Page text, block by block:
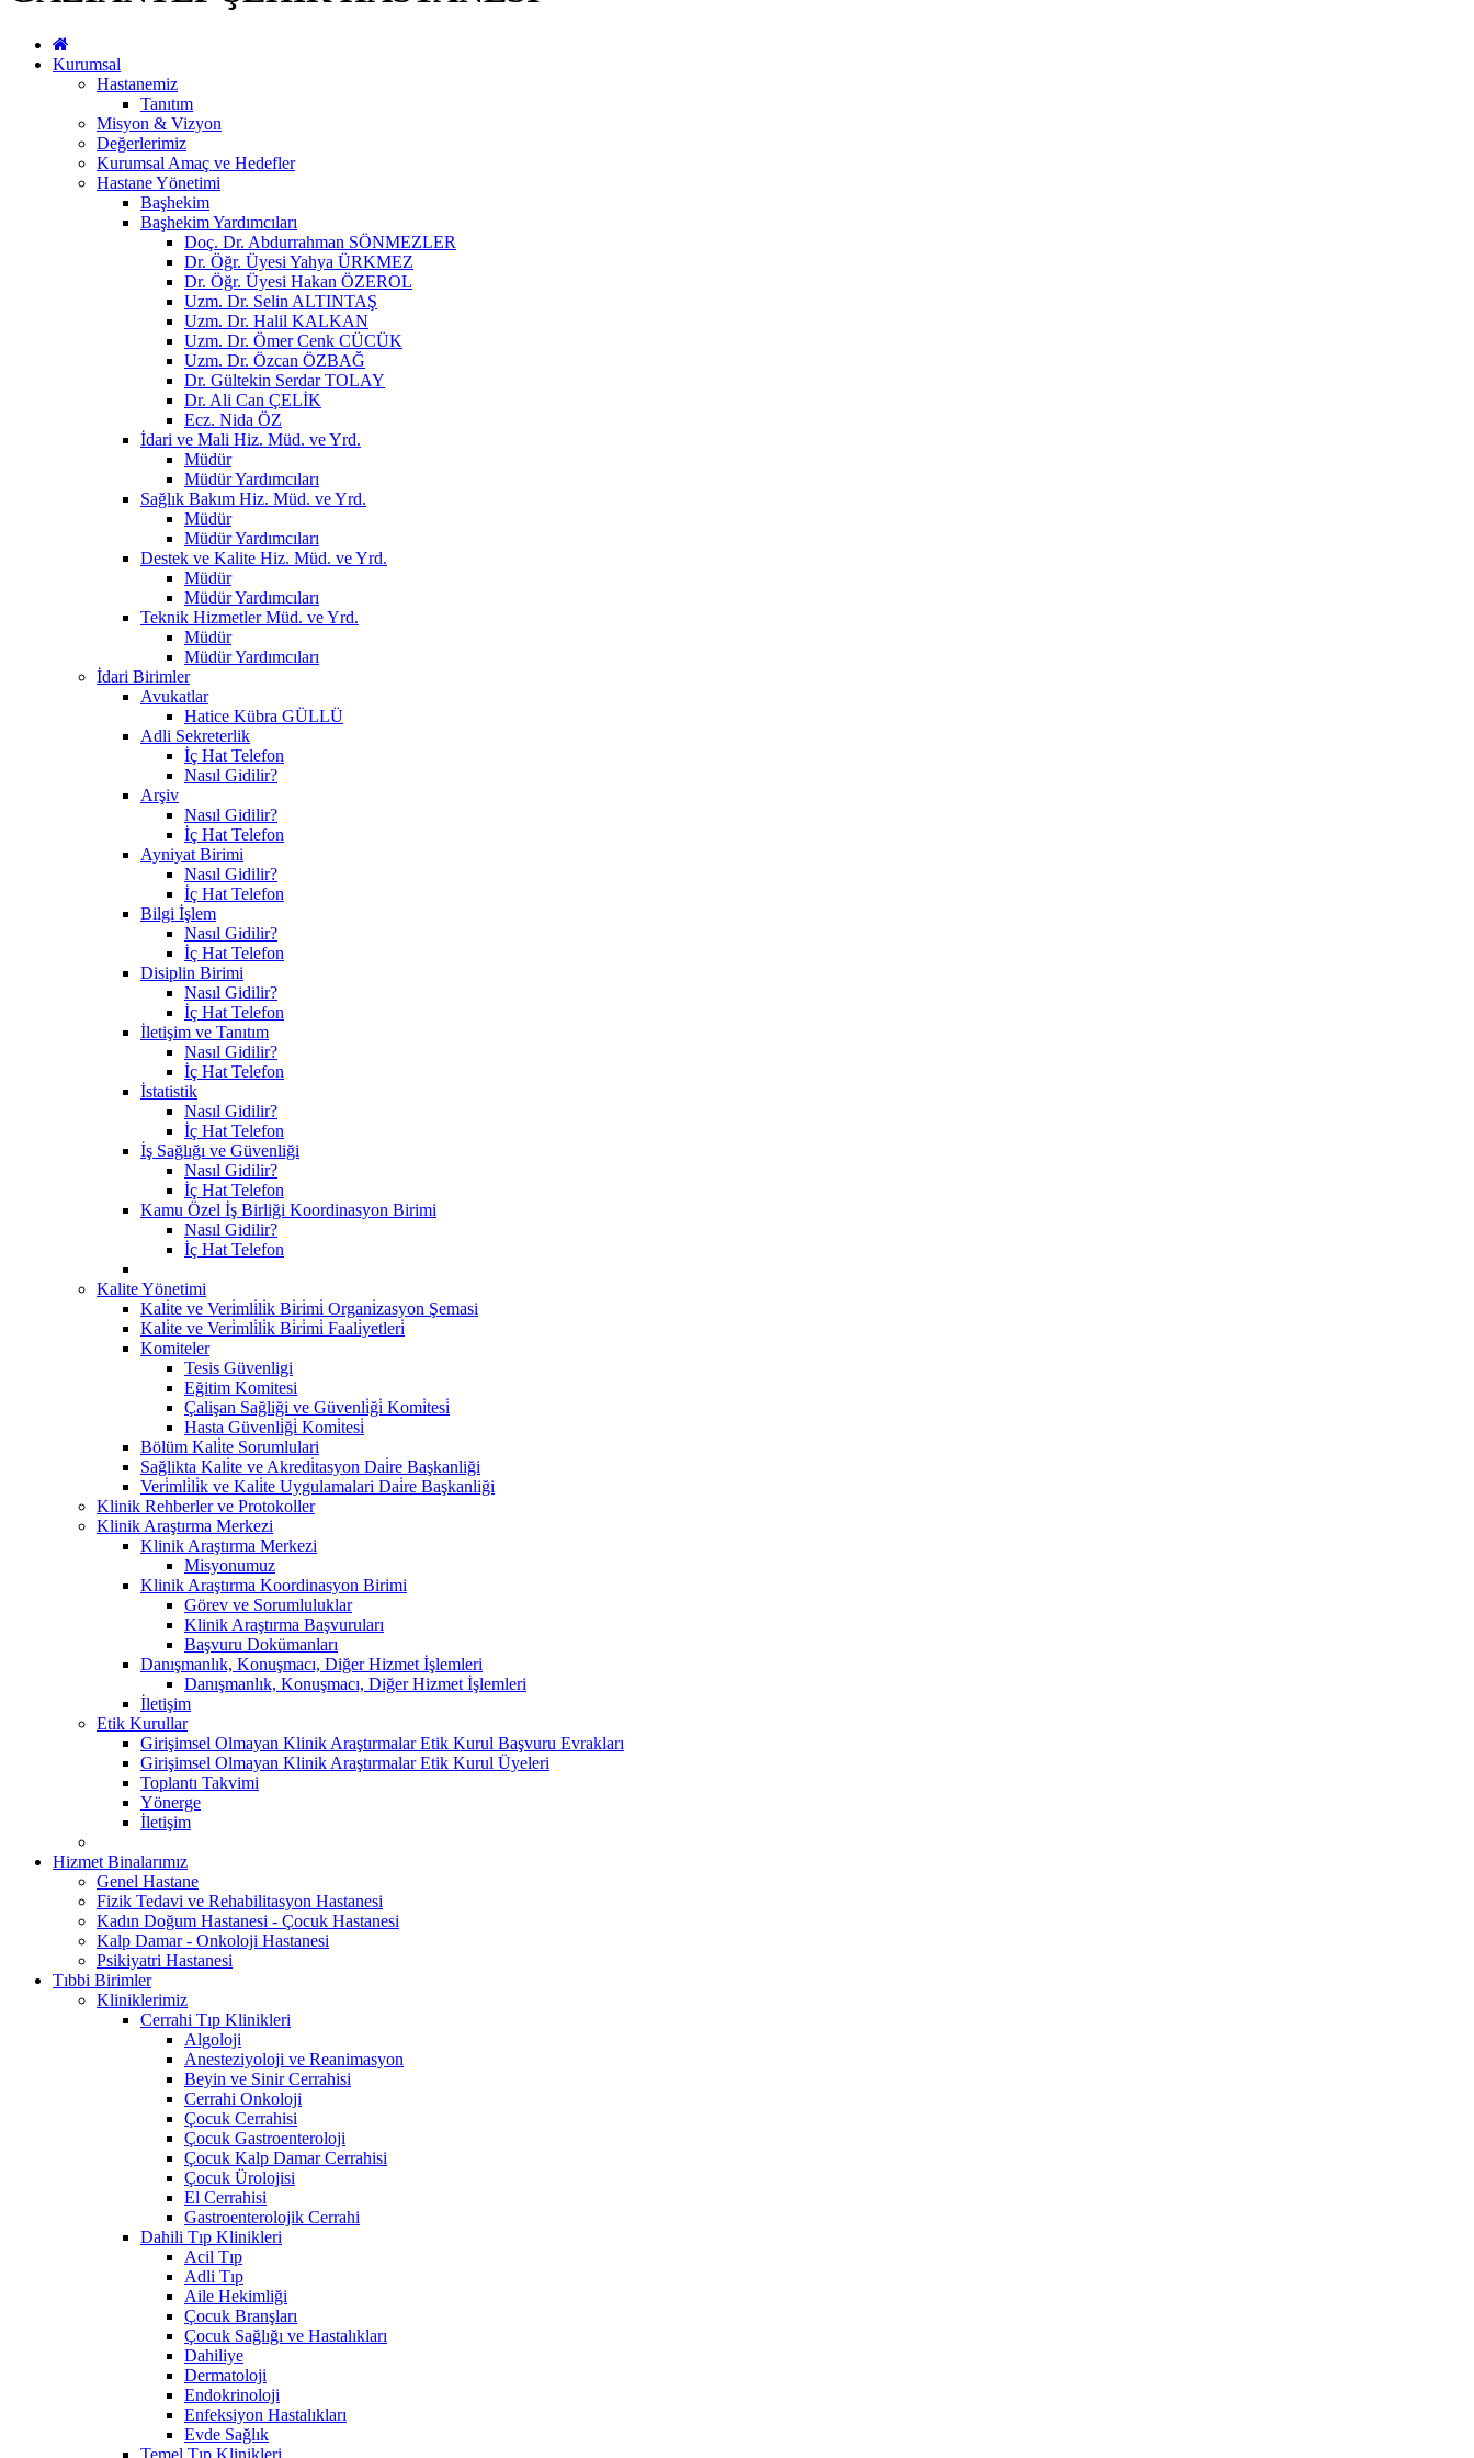
Kurumsal
Hastanemiz
Tanıtım
Misyon & Vizyon
Değerlerimiz
Kurumsal Amaç ve Hedefler
Hastane Yönetimi
Başhekim
Başhekim Yardımcıları
Doç. Dr. Abdurrahman SÖNMEZLER
Dr. Öğr. Üyesi Yahya ÜRKMEZ
Dr. Öğr. Üyesi Hakan ÖZEROL
Uzm. Dr. Selin ALTINTAŞ
Uzm. Dr. Halil KALKAN
Uzm. Dr. Ömer Cenk CÜCÜK
Uzm. Dr. Özcan ÖZBAĞ
Dr. Gültekin Serdar TOLAY
Dr. Ali Can ÇELİK
Ecz. Nida ÖZ
İdari ve Mali Hiz. Müd. ve Yrd.
Müdür
Müdür Yardımcıları
Sağlık Bakım Hiz. Müd. ve Yrd.
Müdür
Müdür Yardımcıları
Destek ve Kalite Hiz. Müd. ve Yrd.
Müdür
Müdür Yardımcıları
Teknik Hizmetler Müd. ve Yrd.
Müdür
Müdür Yardımcıları
İdari Birimler
Avukatlar
Hatice Kübra GÜLLÜ
Adli Sekreterlik
İç Hat Telefon
Nasıl Gidilir?
Arşiv
Nasıl Gidilir?
İç Hat Telefon
Ayniyat Birimi
Nasıl Gidilir?
İç Hat Telefon
Bilgi İşlem
Nasıl Gidilir?
İç Hat Telefon
Disiplin Birimi
Nasıl Gidilir?
İç Hat Telefon
İletişim ve Tanıtım
Nasıl Gidilir?
İç Hat Telefon
İstatistik
Nasıl Gidilir?
İç Hat Telefon
İş Sağlığı ve Güvenliği
Nasıl Gidilir?
İç Hat Telefon
Kamu Özel İş Birliği Koordinasyon Birimi
Nasıl Gidilir?
İç Hat Telefon
Kalite Yönetimi
Kali̇te ve Veri̇mli̇li̇k Bi̇ri̇mi̇ Organi̇zasyon Şemasi
Kali̇te ve Veri̇mli̇li̇k Bi̇ri̇mi̇ Faali̇yetleri̇
Komiteler
Tesis Güvenligi
Eğitim Komitesi
Çalişan Sağliği ve Güvenli̇ği̇ Komi̇tesi̇
Hasta Güvenli̇ği̇ Komi̇tesi̇
Bölüm Kali̇te Sorumlulari
Sağlikta Kali̇te ve Akredi̇tasyon Dai̇re Başkanliği
Veri̇mli̇li̇k ve Kali̇te Uygulamalari Dai̇re Başkanliği
Klinik Rehberler ve Protokoller
Klinik Araştırma Merkezi
Klinik Araştırma Merkezi
Misyonumuz
Klinik Araştırma Koordinasyon Birimi
Görev ve Sorumluluklar
Klinik Araştırma Başvuruları
Başvuru Dokümanları
Danışmanlık, Konuşmacı, Diğer Hizmet İşlemleri
Danışmanlık, Konuşmacı, Diğer Hizmet İşlemleri
İletişim
Etik Kurullar
Girişimsel Olmayan Klinik Araştırmalar Etik Kurul Başvuru Evrakları
Girişimsel Olmayan Klinik Araştırmalar Etik Kurul Üyeleri
Toplantı Takvimi
Yönerge
İletişim
Hizmet Binalarımız
Genel Hastane
Fizik Tedavi ve Rehabilitasyon Hastanesi
Kadın Doğum Hastanesi - Çocuk Hastanesi
Kalp Damar - Onkoloji Hastanesi
Psikiyatri Hastanesi
Tıbbi Birimler
Kliniklerimiz
Cerrahi Tıp Klinikleri
Algoloji
Anesteziyoloji ve Reanimasyon
Beyin ve Sinir Cerrahisi
Cerrahi Onkoloji
Çocuk Cerrahisi
Çocuk Gastroenteroloji
Çocuk Kalp Damar Cerrahisi
Çocuk Ürolojisi
El Cerrahisi
Gastroenterolojik Cerrahi
Dahili Tıp Klinikleri
Acil Tıp
Adli Tıp
Aile Hekimliği
Çocuk Branşları
Çocuk Sağlığı ve Hastalıkları
Dahiliye
Dermatoloji
Endokrinoloji
Enfeksiyon Hastalıkları
Evde Sağlık
Temel Tıp Klinikleri